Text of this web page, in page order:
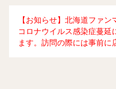
【お知らせ】北海道ファ
コロナウイルス感染症蔓
ます。訪問の際には事前に